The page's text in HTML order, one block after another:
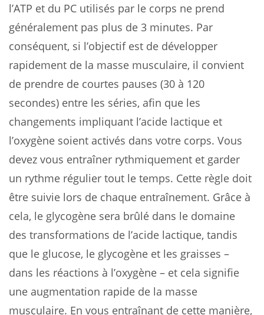
l’ATP et du PC utilisés par le corps ne prend
généralement pas plus de 3 minutes. Par
conséquent, si l’objectif est de développer
rapidement de la masse musculaire, il convient
de prendre de courtes pauses (30 à 120
secondes) entre les séries, afin que les
changements impliquant l’acide lactique et
l’oxygène soient activés dans votre corps. Vous
devez vous entraîner rythmiquement et garder
un rythme régulier tout le temps. Cette règle doit
être suivie lors de chaque entraînement. Grâce à
cela, le glycogène sera brûlé dans le domaine
des transformations de l’acide lactique, tandis
que le glucose, le glycogène et les graisses –
dans les réactions à l’oxygène – et cela signifie
une augmentation rapide de la masse
musculaire. En vous entraînant de cette manière,